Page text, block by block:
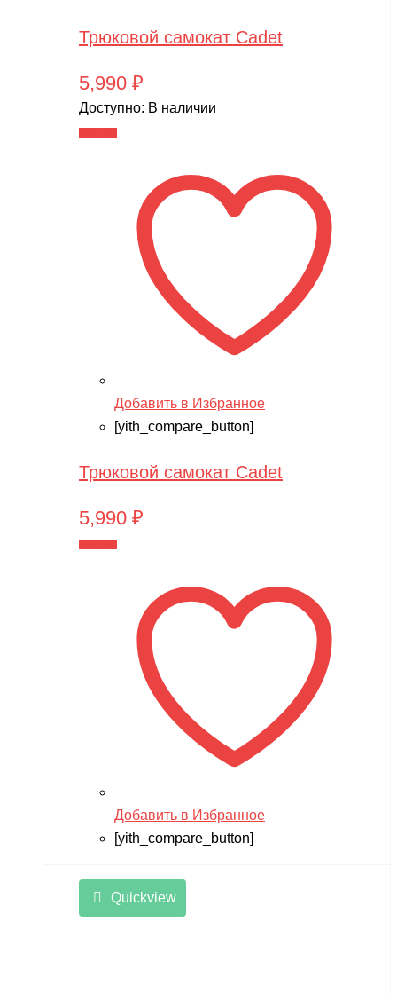
Трюковой самокат Cadet
5,990 ₽
Доступно: В наличии
Добавить в Избранное
[yith_compare_button]
Трюковой самокат Cadet
5,990 ₽
Добавить в Избранное
[yith_compare_button]
Quickview